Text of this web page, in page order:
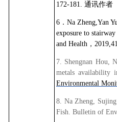
172-181. 通讯作者
6 ． Na Zheng,Yan
exposure to
and Health ，
7. Shengnan Hou,
metals availability
Environmental
8. Na Zheng,
Fish. Bulletin of